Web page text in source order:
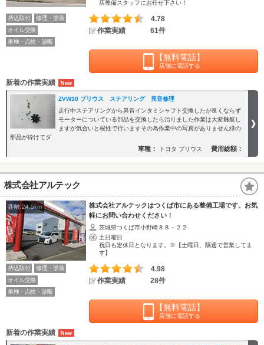
店整備スタッフにお任せ下さい！
持込取付
修理・塗装
オイル交換
車検・点検・診断
4.78
作業実績
61件
【無料電話】
店舗に電話する
新着の作業実績
ZVW30 プリウス ステアリング 異音修理
走行中ステアリングから異音インタミシャフト交換したが良くならず
モーターについている部品を交換したら治りました作業は大変難航し
ますが気合いと根性で行いますその為作業中の写真がありません緑の
部品が砕けてダ
車種： トヨタ プリウス 費用総額：
株式会社アルテック
距離:24.5km
株式会社アルテックはつくば市にある整備工場です。お気
軽にお問い合わせください！
茨城県つくば市小野崎８８－２２
土日曜日
祝日も定休日となります。※【土曜日、隔週で営業してま
す】
持込取付
修理・塗装
オイル交換
車検・点検・診断
4.98
作業実績
28件
【無料電話】
店舗に電話する
新着の作業実績